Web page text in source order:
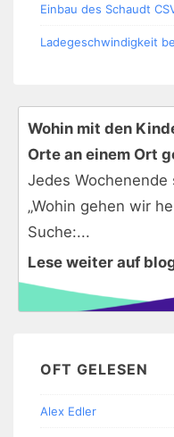
Einbau des Schaudt
Ladegeschwindigkeit
Wohin mit den
Orte an einem Ort
Jedes
„Wohin gehen wir heute?“ Dann
Suche:...
Lese weiter auf
OFT GELESEN
Alex Edler